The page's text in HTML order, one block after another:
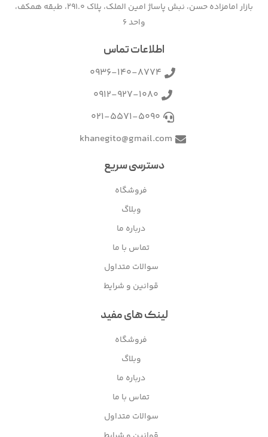
بازار امامزاده حسن، نبش پاساژ امین الملک، پلاک 291.0، طبقه همکف،
واحد 6
اطلاعات تماس
0936-140-8774
0912-927-1080
021-5571-5090
khanegito@gmail.com
دسترسی سریع
فروشگاه
وبلاگ
درباره ما
تماس با ما
سوالات متداول
قوانین و شرایط
لینک های مفید
فروشگاه
وبلاگ
درباره ما
تماس با ما
سوالات متداول